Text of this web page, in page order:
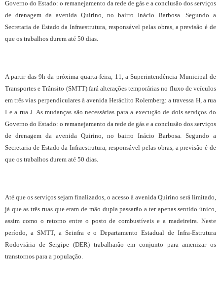
Governo do Estado: o remanejamento da rede de gás e a conclusão dos serviços
de drenagem da avenida Quirino, no bairro Inácio Barbosa. Segundo a
Secretaria de Estado da Infraestrutura, responsável pelas obras, a previsão é de
que os trabalhos durem até 50 dias.
A partir das 9h da próxima quarta-feira, 11, a Superintendência Municipal de
Transportes e Trânsito (SMTT) fará alterações temporárias no fluxo de veículos
em três vias perpendiculares à avenida Heráclito Rolemberg: a travessa H, a rua
I e a rua J. As mudanças são necessárias para a execução de dois serviços do
Governo do Estado: o remanejamento da rede de gás e a conclusão dos serviços
de drenagem da avenida Quirino, no bairro Inácio Barbosa. Segundo a
Secretaria de Estado da Infraestrutura, responsável pelas obras, a previsão é de
que os trabalhos durem até 50 dias.
Até que os serviços sejam finalizados, o acesso à avenida Quirino será limitado,
já que as três ruas que eram de mão dupla passarão a ter apenas sentido único,
assim como o retorno entre o posto de combustíveis e a madeireira. Neste
período, a SMTT, a Seinfra e o Departamento Estadual de Infra-Estrutura
Rodoviária de Sergipe (DER) trabalharão em conjunto para amenizar os
transtornos para a população.